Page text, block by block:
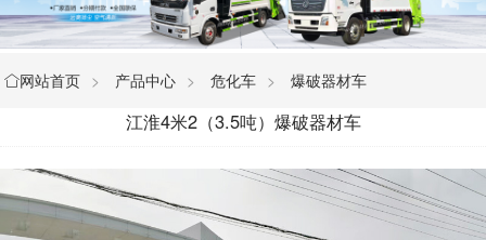
网站首页 > 产品中心 > 危化车 > 爆破器材车
江淮4米2（3.5吨）爆破器材车